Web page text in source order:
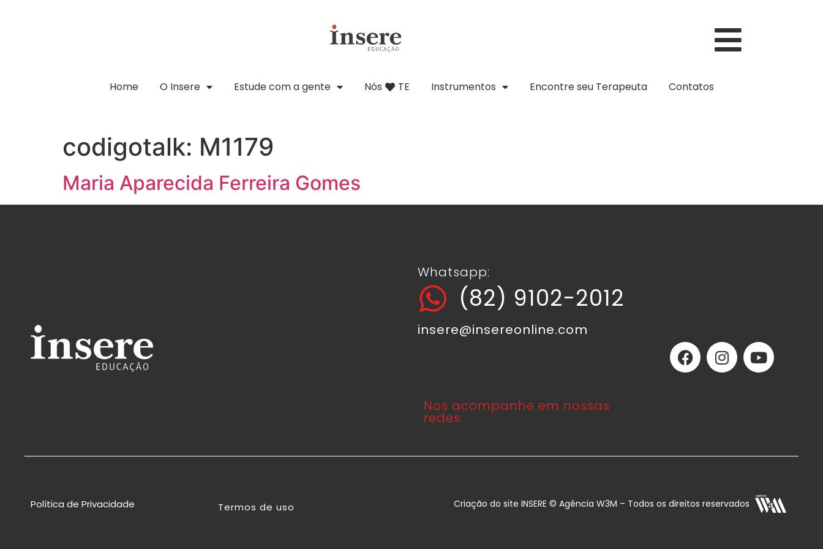
Home O Insere Estude com a gente Nós TE Instrumentos Encontre seu Terapeuta Contatos
codigotalk: M1179
Maria Aparecida Ferreira Gomes
Whatsapp:
(82) 9102-2012
insere@insereonline.com
Nos acompanhe em nossas
redes:
Política de Privacidade Termos de uso Criação do site INSERE © Agência W3M – Todos os direitos reservados